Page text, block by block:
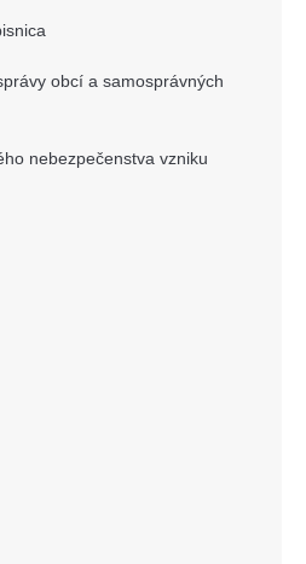
obcí a samosprávných
nebezpečenstva vzniku